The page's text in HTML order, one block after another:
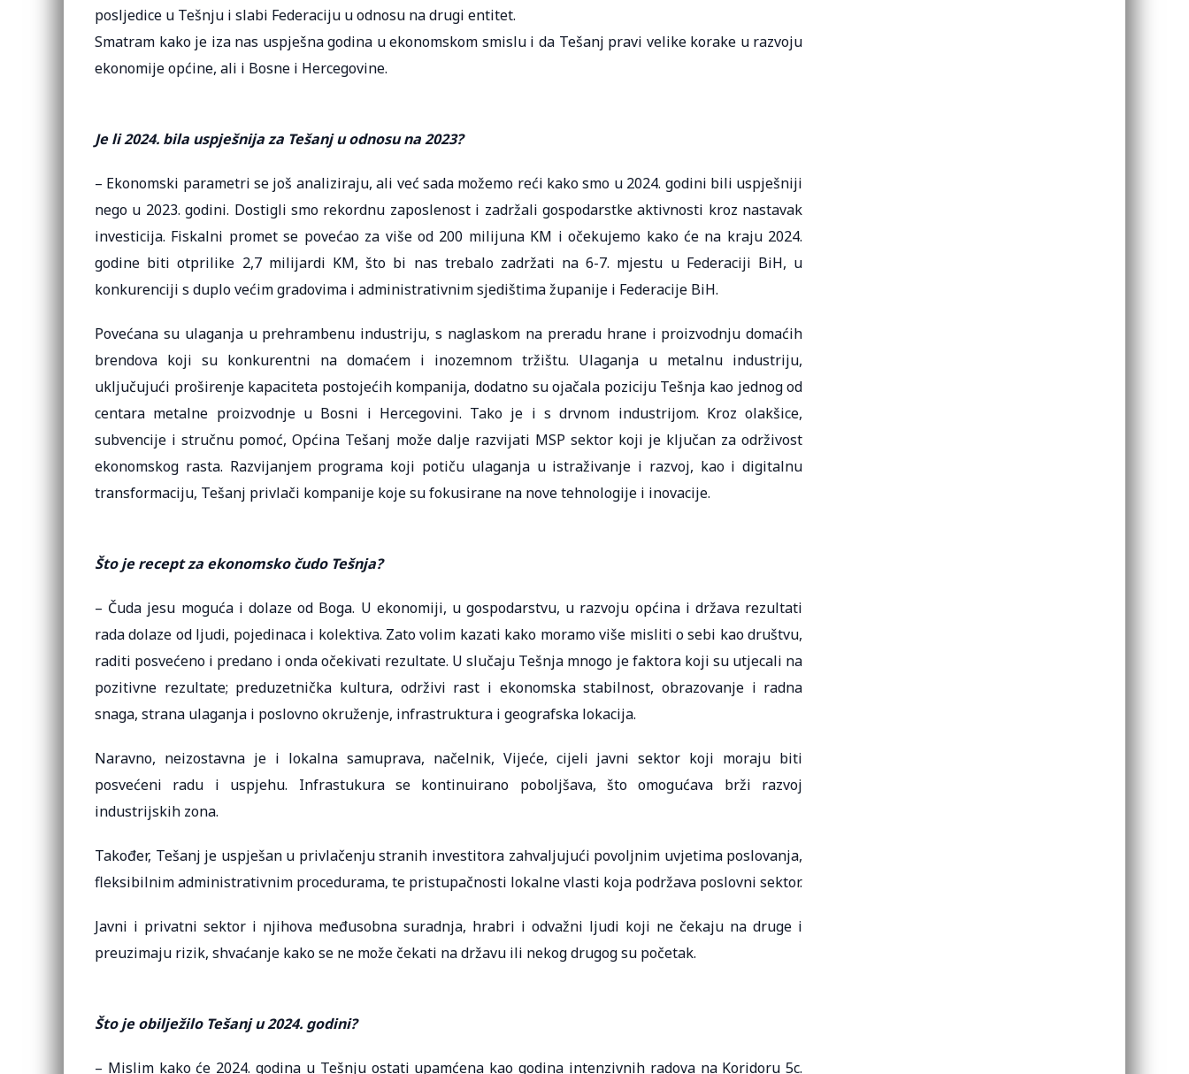
posljedice u Tešnju i slabi Federaciju u odnosu na drugi entitet.
Smatram kako je iza nas uspješna godina u ekonomskom smislu i da Tešanj pravi velike korake u razvoju
ekonomije općine, ali i Bosne i Hercegovine.
Je li 2024. bila uspješnija za Tešanj u odnosu na 2023?
– Ekonomski parametri se još analiziraju, ali već sada možemo reći kako smo u 2024. godini bili uspješniji
nego u 2023. godini. Dostigli smo rekordnu zaposlenost i zadržali gospodarstke aktivnosti kroz nastavak
investicija. Fiskalni promet se povećao za više od 200 milijuna KM i očekujemo kako će na kraju 2024.
godine biti otprilike 2,7 milijardi KM, što bi nas trebalo zadržati na 6-7. mjestu u Federaciji BiH, u
konkurenciji s duplo većim gradovima i administrativnim sjedištima županije i Federacije BiH.
Povećana su ulaganja u prehrambenu industriju, s naglaskom na preradu hrane i proizvodnju domaćih
brendova koji su konkurentni na domaćem i inozemnom tržištu. Ulaganja u metalnu industriju,
uključujući proširenje kapaciteta postojećih kompanija, dodatno su ojačala poziciju Tešnja kao jednog od
centara metalne proizvodnje u Bosni i Hercegovini. Tako je i s drvnom industrijom. Kroz olakšice,
subvencije i stručnu pomoć, Općina Tešanj može dalje razvijati MSP sektor koji je ključan za održivost
ekonomskog rasta. Razvijanjem programa koji potiču ulaganja u istraživanje i razvoj, kao i digitalnu
transformaciju, Tešanj privlači kompanije koje su fokusirane na nove tehnologije i inovacije.
Što je recept za ekonomsko čudo Tešnja?
– Čuda jesu moguća i dolaze od Boga. U ekonomiji, u gospodarstvu, u razvoju općina i država rezultati
rada dolaze od ljudi, pojedinaca i kolektiva. Zato volim kazati kako moramo više misliti o sebi kao društvu,
raditi posvećeno i predano i onda očekivati rezultate. U slučaju Tešnja mnogo je faktora koji su utjecali na
pozitivne rezultate; preduzetnička kultura, održivi rast i ekonomska stabilnost, obrazovanje i radna
snaga, strana ulaganja i poslovno okruženje, infrastruktura i geografska lokacija.
Naravno, neizostavna je i lokalna samuprava, načelnik, Vijeće, cijeli javni sektor koji moraju biti
posvećeni radu i uspjehu. Infrastukura se kontinuirano poboljšava, što omogućava brži razvoj
industrijskih zona.
Također, Tešanj je uspješan u privlačenju stranih investitora zahvaljujući povoljnim uvjetima poslovanja,
fleksibilnim administrativnim procedurama, te pristupačnosti lokalne vlasti koja podržava poslovni sektor.
Javni i privatni sektor i njihova međusobna suradnja, hrabri i odvažni ljudi koji ne čekaju na druge i
preuzimaju rizik, shvaćanje kako se ne može čekati na državu ili nekog drugog su početak.
Što je obilježilo Tešanj u 2024. godini?
– Mislim kako će 2024. godina u Tešnju ostati upamćena kao godina intenzivnih radova na Koridoru 5c.